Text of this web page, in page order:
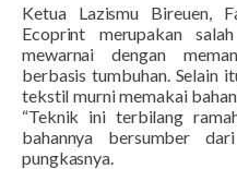
Ketua Lazismu Bireuen,
Ecoprint merupakan
mewarnai dengan
berbasis tumbuhan. Selain
tekstil murni memakai
“Teknik ini terbilang
bahannya bersumber
pungkasnya.